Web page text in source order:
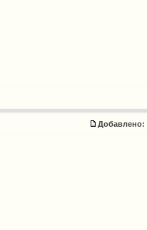
Добавлено: